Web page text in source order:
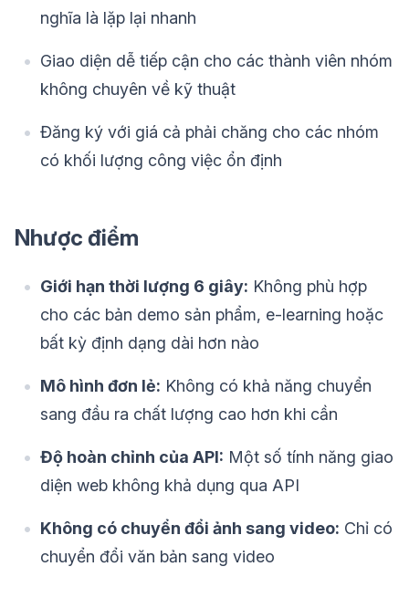
nghĩa là lặp lại nhanh
Giao diện dễ tiếp cận cho các thành viên nhóm
không chuyên về kỹ thuật
Đăng ký với giá cả phải chăng cho các nhóm
có khối lượng công việc ổn định
Nhược điểm
Giới hạn thời lượng 6 giây: Không phù hợp
cho các bản demo sản phẩm, e-learning hoặc
bất kỳ định dạng dài hơn nào
Mô hình đơn lẻ: Không có khả năng chuyển
sang đầu ra chất lượng cao hơn khi cần
Độ hoàn chỉnh của API: Một số tính năng giao
diện web không khả dụng qua API
Không có chuyển đổi ảnh sang video: Chỉ có
chuyển đổi văn bản sang video